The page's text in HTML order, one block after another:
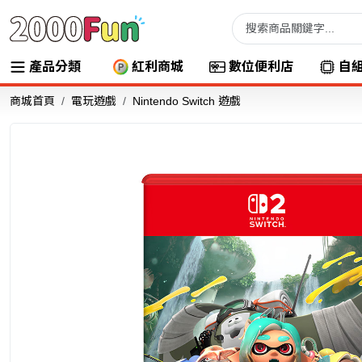
產品分類 紅利商城 數位便利店 自
商城首頁 電玩遊戲 Nintendo Switch 遊戲